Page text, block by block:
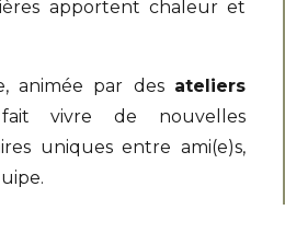
apportent chaleur et
animée par des ateliers
vivre de nouvelles
uniques entre ami(e)s,